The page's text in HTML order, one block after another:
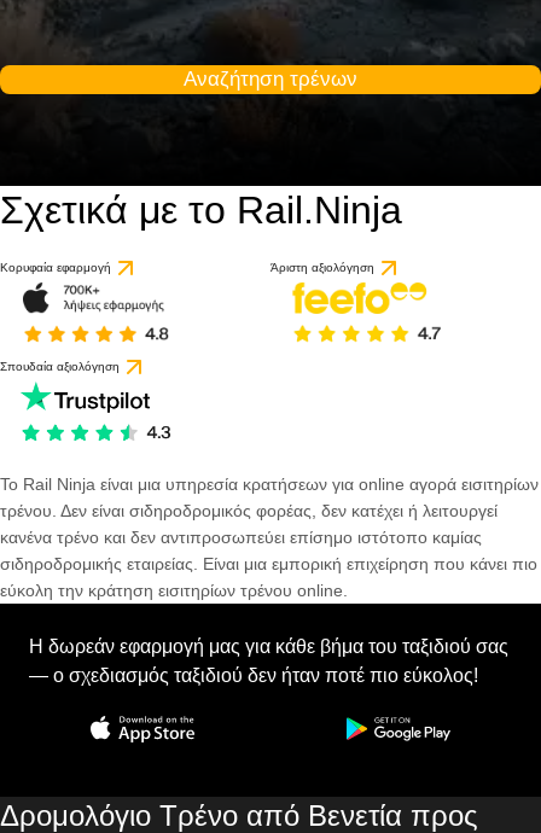
Αναζήτηση τρένων
Σχετικά με το Rail.Ninja
Κορυφαία εφαρμογή Άριστη αξιολόγηση
Σπουδαία αξιολόγηση
Το Rail Ninja είναι μια υπηρεσία κρατήσεων για online αγορά εισιτηρίων
τρένου. Δεν είναι σιδηροδρομικός φορέας, δεν κατέχει ή λειτουργεί
κανένα τρένο και δεν αντιπροσωπεύει επίσημο ιστότοπο καμίας
σιδηροδρομικής εταιρείας. Είναι μια εμπορική επιχείρηση που κάνει πιο
εύκολη την κράτηση εισιτηρίων τρένου online.
Η δωρεάν εφαρμογή μας για κάθε βήμα του ταξιδιού σας
— ο σχεδιασμός ταξιδιού δεν ήταν ποτέ πιο εύκολος!
Δρομολόγιο Τρένο από Βενετία προς